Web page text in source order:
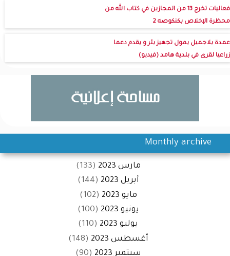
فعاليات تخرج 13 من المجازين في كتاب الله من
محظرة الإخلاص بكنكوصه 2
عمدة بلاجميل يمول تجهيز بئر و يقدم دعما
زراعيا لقرى في بلدية هامد (فيديو)
Monthly archive
مارس 2023
(133)
أبريل 2023
(144)
مايو 2023
(102)
يونيو 2023
(100)
يوليو 2023
(110)
أغسطس 2023
(148)
سبتمبر 2023
(90)